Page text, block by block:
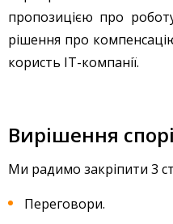
пропозицією про
рішення про
користь IT-компанії.
Вирішення
Ми радимо закріпити 3
Переговори.